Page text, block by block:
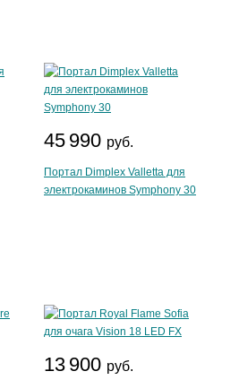
45 990 руб.
Портал Dimplex Valletta для
электрокаминов Symphony 30
13 900 руб.